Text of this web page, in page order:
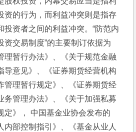
资的行为，而利益冲突则是指存
投资者之间的利益冲突。“防范内
资交易制度”的主要制订依据为
理暂行办法》、《关于规范金融
导意见》、《证券期货经营机构
管理暂行规定》、《证券期货经
务管理办法》、《关于加强私募
定》， 中国基金业协会发布的
内部控制指引》、《基金从业人